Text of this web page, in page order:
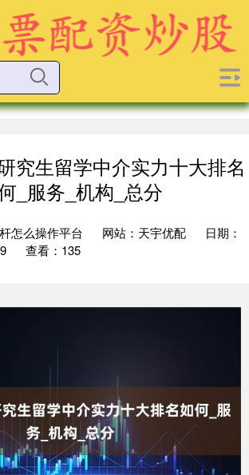
究生留学中介实力十大排名
_服务_机构_总分
怎么操作平台 网站：天宇优配
日期：
查看：135